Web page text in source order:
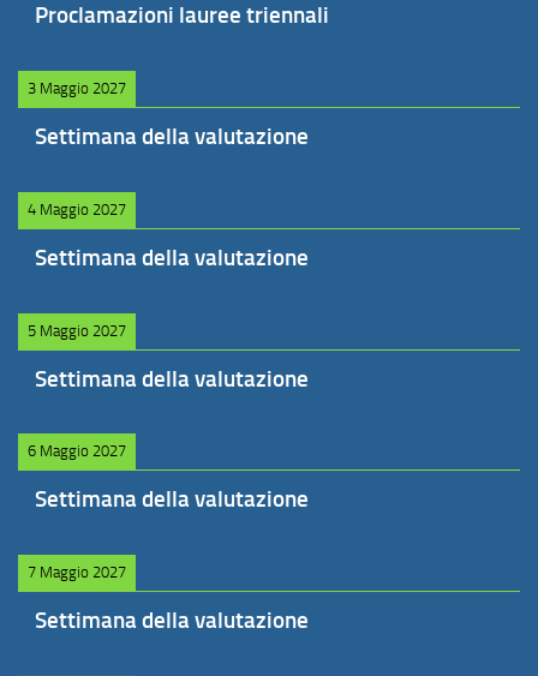
Proclamazioni lauree triennali
3 Maggio 2027
Settimana della valutazione
4 Maggio 2027
Settimana della valutazione
5 Maggio 2027
Settimana della valutazione
6 Maggio 2027
Settimana della valutazione
7 Maggio 2027
Settimana della valutazione